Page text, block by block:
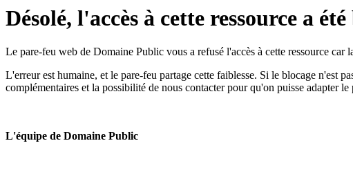
Désolé, l'accès à cette ressource a
Le pare-feu web de Domaine Public vous a refusé l'accès à cette ressource car
L'erreur est humaine, et le pare-feu partage cette faiblesse. Si le blocage n'est
complémentaires et la possibilité de nous contacter pour qu'on puisse adapter le
L'équipe de Domaine Public